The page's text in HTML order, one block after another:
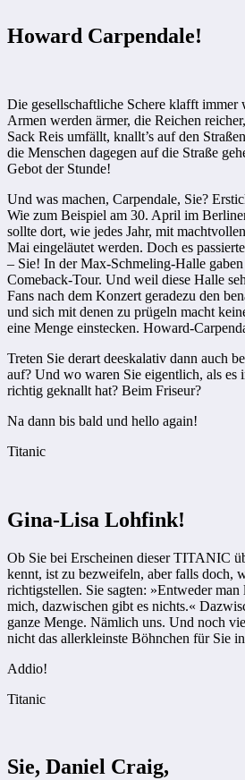
Howard Carpendale!
Die gesellschaftliche Schere klafft immer
Armen werden ärmer, die Reichen
Sack Reis umfällt, knallt’s auf den
die Menschen dagegen auf die Straße
Gebot der Stunde!
Und was machen, Carpendale, Sie?
Wie zum Beispiel am 30. April im
sollte dort, wie jedes Jahr, mit
Mai eingeläutet werden. Doch es
– Sie! In der Max-Schmeling-Halle
Comeback-Tour. Und weil diese Halle
Fans nach dem Konzert geradezu den
und sich mit ­denen zu prügeln macht
eine Menge ein­stecken. Howard-
Treten Sie derart deeskalativ dann auch
auf? Und wo waren Sie eigentlich, als es
richtig geknallt hat? Beim Friseur?
Na dann bis bald und hello again!
Titanic
Gina-Lisa Lohfink!
Ob Sie bei Erscheinen dieser TITANIC
kennt, ist zu bezweifeln, aber falls doch,
richtigstellen. Sie sagten: »Entweder
mich, dazwischen gibt es nichts.«
ganze Menge. Nämlich uns. Und noch
nicht das allerkleinste Böhnchen für Sie
Addio!
Titanic
Sie, Daniel Craig,